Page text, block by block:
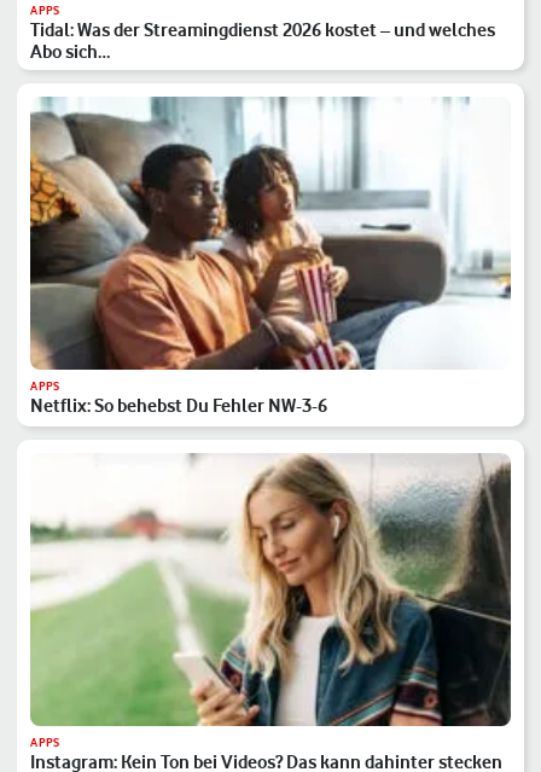
APPS
Tidal: Was der Streamingdienst 2026 kostet – und welches
Abo sich…
APPS
Netflix: So behebst Du Fehler NW-3-6
APPS
Instagram: Kein Ton bei Videos? Das kann dahinter stecken